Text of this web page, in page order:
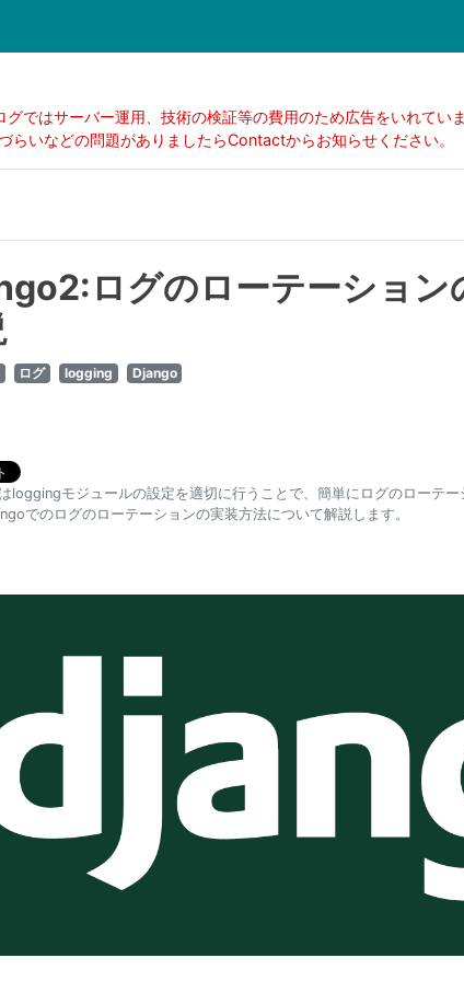
グではサーバー運用、技術の検証等の費用のため広告をいれていま
らいなどの問題がありましたらContactからお知らせください。
ログのローテーション
ログ logging Django
loggingモジュールの設定を適切に行うことで、簡単にログのローテ
でのログのローテーションの実装方法について解説します。